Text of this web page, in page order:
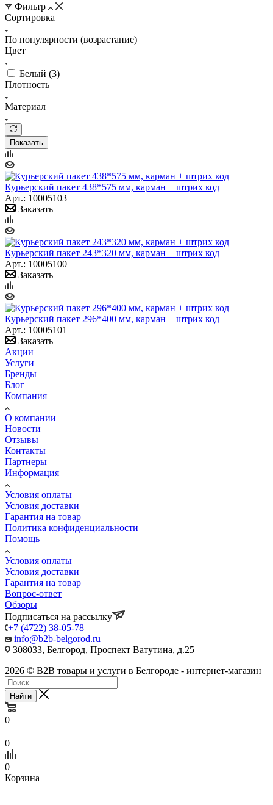
Фильтр
Сортировка
По популярности (возрастание)
Цвет
Белый (3)
Плотность
Материал
Показать
Курьерский пакет 438*575 мм, карман + штрих код
Арт.: 10005103
Заказать
Курьерский пакет 243*320 мм, карман + штрих код
Арт.: 10005100
Заказать
Курьерский пакет 296*400 мм, карман + штрих код
Арт.: 10005101
Заказать
Акции
Услуги
Бренды
Блог
Компания
О компании
Новости
Отзывы
Контакты
Партнеры
Информация
Условия оплаты
Условия доставки
Гарантия на товар
Политика конфиденциальности
Помощь
Условия оплаты
Условия доставки
Гарантия на товар
Вопрос-ответ
Обзоры
Подписаться на рассылку
+7 (4722) 38-05-78
info@b2b-belgorod.ru
308033, Белгород, Проспект Ватутина, д.25
2026 © B2B товары и услуги в Белгороде - интернет-магазин
Найти
0
0
0
Корзина